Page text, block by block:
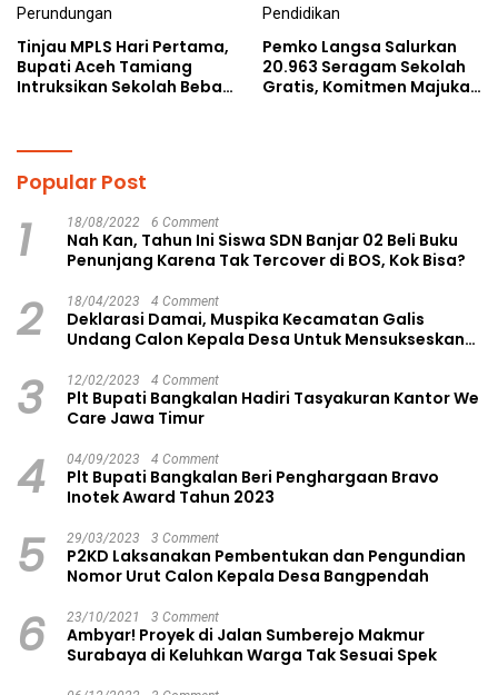
Tinjau MPLS Hari Pertama,
Bupati Aceh Tamiang
Intruksikan Sekolah Bebas
Pemko Langsa Salurkan
20.963 Seragam Sekolah
Gratis, Komitmen Majukan
Popular Post
1 18/08/2022 6 Comment
Nah Kan, Tahun Ini Siswa SDN Banjar 02 Beli Buku
Penunjang Karena Tak Tercover di BOS, Kok Bisa?
2 18/04/2023 4 Comment
Deklarasi Damai, Muspika Kecamatan Galis
Undang Calon Kepala Desa Untuk Mensukseskan
3 12/02/2023 4 Comment
Plt Bupati Bangkalan Hadiri Tasyakuran Kantor We
Care Jawa Timur
4 04/09/2023 4 Comment
Plt Bupati Bangkalan Beri Penghargaan Bravo
Inotek Award Tahun 2023
5 29/03/2023 3 Comment
P2KD Laksanakan Pembentukan dan Pengundian
Nomor Urut Calon Kepala Desa Bangpendah
6 23/10/2021 3 Comment
Ambyar! Proyek di Jalan Sumberejo Makmur
Surabaya di Keluhkan Warga Tak Sesuai Spek